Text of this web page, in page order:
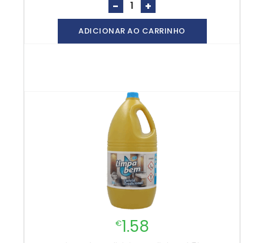
- +
ADICIONAR AO CARRINHO
€1.58